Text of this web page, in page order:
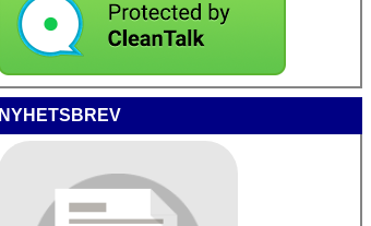
NYHETSBREV